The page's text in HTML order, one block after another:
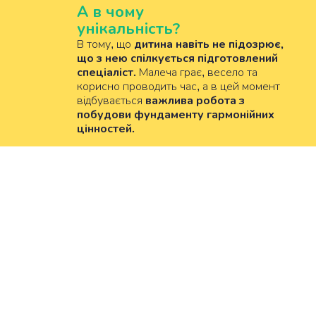
А в чому
унікальність?
В тому, що дитина навіть не підозрює,
що з нею спілкується підготовлений
спеціаліст. Малеча грає, весело та
корисно проводить час, а в цей момент
відбувається важлива робота з
побудови фундаменту гармонійних
цінностей.